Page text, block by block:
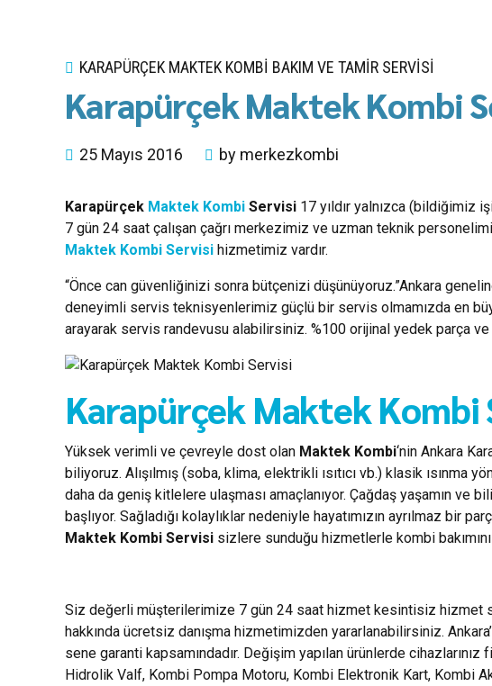
KARAPÜRÇEK MAKTEK KOMBI BAKIM VE TAMIR SERVISI
Karapürçek Maktek Kombi
25 Mayıs 2016 by merkezkombi
Karapürçek Maktek Kombi Servisi 17 yıldır yalnızca (bildiğimiz
7 gün 24 saat çalışan çağrı merkezimiz ve uzman teknik
Maktek Kombi Servisi hizmetimiz vardır.
“Önce can güvenliğinizi sonra bütçenizi düşünüyoruz.”Ankara
deneyimli servis teknisyenlerimiz güçlü bir servis olmamızda en
arayarak servis randevusu alabilirsiniz. %100 orijinal yedek parça
Karapürçek Maktek Kombi
Yüksek verimli ve çevreyle dost olan Maktek Kombi‘nin Ankara
biliyoruz. Alışılmış (soba, klima, elektrikli ısıtıcı vb.) klasik ısınma
daha da geniş kitlelere ulaşması amaçlanıyor. Çağdaş yaşamın
başlıyor. Sağladığı kolaylıklar nedeniyle hayatımızın ayrılmaz bir
Maktek Kombi Servisi sizlere sunduğu hizmetlerle kombi
Siz değerli müşterilerimize 7 gün 24 saat hizmet kesintisiz hizmet
hakkında ücretsiz danışma hizmetimizden yararlanabilirsiniz.
sene garanti kapsamındadır. Değişim yapılan ürünlerde cihazlarınız
Hidrolik Valf, Kombi Pompa Motoru, Kombi Elektronik Kart, Kombi